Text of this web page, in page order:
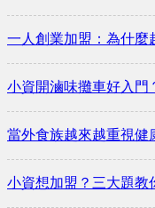
一人創業加盟：為什麼
小資開滷味攤車好入門
當外食族越來越重視健
小資想加盟？三大題教